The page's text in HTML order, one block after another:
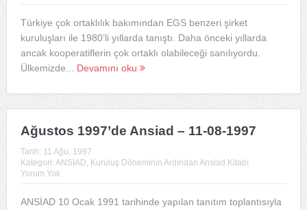
Türkiye çok ortaklılık bakımından EGS benzeri şirket
kuruluşları ile 1980’li yıllarda tanıştı. Daha önceki yıllarda
ancak kooperatiflerin çok ortaklı olabileceği sanılıyordu.
Ülkemizde... Devamını oku
Ağustos 1997’de Ansiad – 11-08-1997
Tarih: 11 Ağu, 1997
Kategori: ANSİAD, Kuruluş Döneminin Ardından Ansiad Kitabı
Yorum Yok
ANSİAD 10 Ocak 1991 tarihinde yapılan tanıtım toplantısıyla